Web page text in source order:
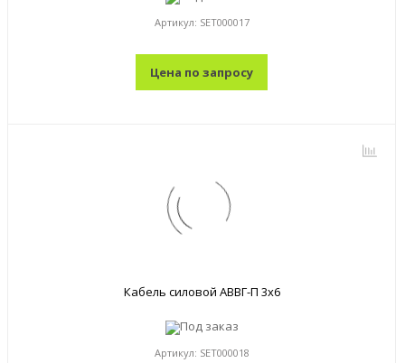
Артикул: SET000017
Цена по запросу
Кабель силовой АВВГ-П 3x6
Под заказ
Артикул: SET000018